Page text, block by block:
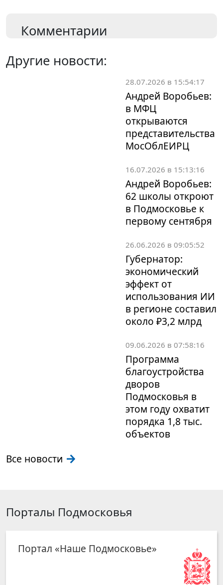
Комментарии
Другие новости:
28.07.2026 в 15:54:17
Андрей Воробьев:
в МФЦ
открываются
представительства
МосОблЕИРЦ
16.07.2026 в 15:13:16
Андрей Воробьев:
62 школы откроют
в Подмосковье к
первому сентября
26.06.2026 в 09:05:52
Губернатор:
экономический
эффект от
использования ИИ
в регионе составил
около ₽3,2 млрд
09.06.2026 в 07:58:16
Программа
благоустройства
дворов
Подмосковья в
этом году охватит
порядка 1,8 тыс.
объектов
Все новости
Порталы Подмосковья
Портал «Наше Подмосковье»